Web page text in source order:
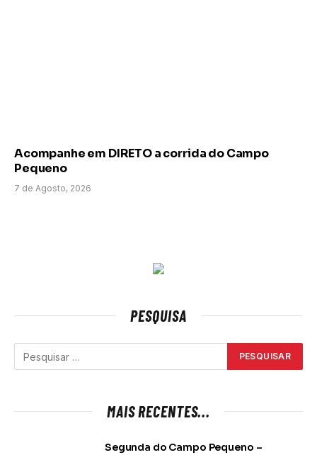
Acompanhe em DIRETO a corrida do Campo
Pequeno
7 de Agosto, 2026
PESQUISA
MAIS RECENTES...
Segunda do Campo Pequeno –